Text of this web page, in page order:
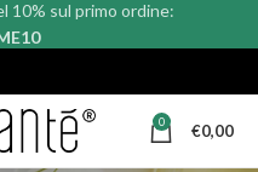
0 €0,00
10% sul primo ordine: